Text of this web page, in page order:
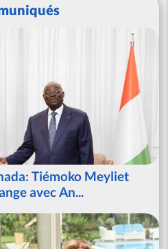
Tiémoko Meyliet
avec An...